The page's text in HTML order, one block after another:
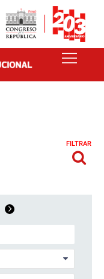
FILTRAR